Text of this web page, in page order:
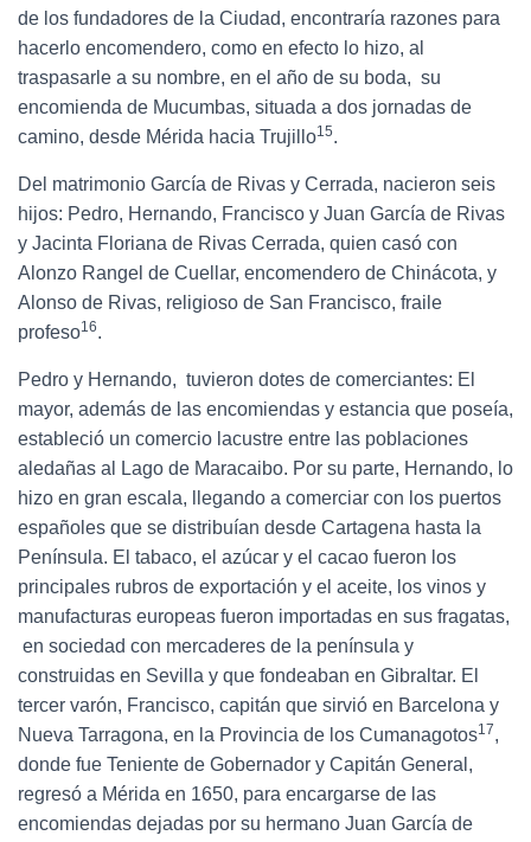
de los fundadores de la Ciudad, encontraría razones para
hacerlo encomendero, como en efecto lo hizo, al
traspasarle a su nombre, en el año de su boda, su
encomienda de Mucumbas, situada a dos jornadas de
camino, desde Mérida hacia Trujillo15.
Del matrimonio García de Rivas y Cerrada, nacieron seis
hijos: Pedro, Hernando, Francisco y Juan García de Rivas
y Jacinta Floriana de Rivas Cerrada, quien casó con
Alonzo Rangel de Cuellar, encomendero de Chinácota, y
Alonso de Rivas, religioso de San Francisco, fraile
profeso16.
Pedro y Hernando, tuvieron dotes de comerciantes: El
mayor, además de las encomiendas y estancia que poseía,
estableció un comercio lacustre entre las poblaciones
aledañas al Lago de Maracaibo. Por su parte, Hernando, lo
hizo en gran escala, llegando a comerciar con los puertos
españoles que se distribuían desde Cartagena hasta la
Península. El tabaco, el azúcar y el cacao fueron los
principales rubros de exportación y el aceite, los vinos y
manufacturas europeas fueron importadas en sus fragatas,
en sociedad con mercaderes de la península y
construidas en Sevilla y que fondeaban en Gibraltar. El
tercer varón, Francisco, capitán que sirvió en Barcelona y
Nueva Tarragona, en la Provincia de los Cumanagotos17,
donde fue Teniente de Gobernador y Capitán General,
regresó a Mérida en 1650, para encargarse de las
encomiendas dejadas por su hermano Juan García de